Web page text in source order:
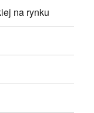
na rynku